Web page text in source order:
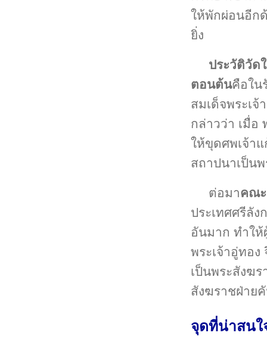
ให้พักผ่อนอีก
ยิ่ง
ประวัติวัด
ตอนต้นคือใน
สมเด็จพระเ
กล่าวว่า เมื่อ
ให้ขุดศพเจ้า
สถาปนาเป็น
ต่อมาคณะ
ประเทศศรีลั
อันมาก ทำให้
พระเจ้าอู่ทอ
เป็นพระสังฆ
สังฆราชฝ่าย
จุดที่น่าสนใ